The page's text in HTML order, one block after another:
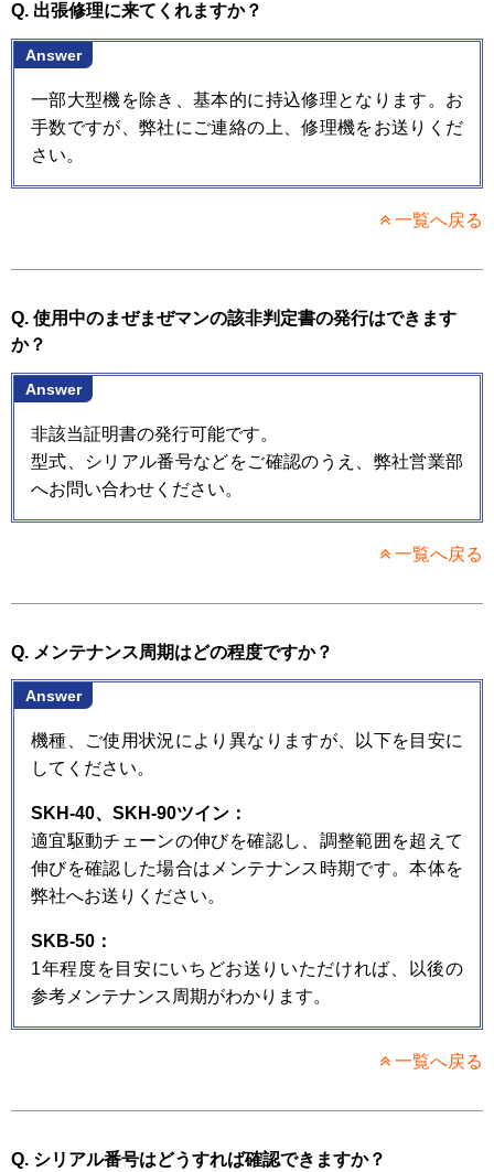
Q. 出張修理に来てくれますか？
Answer
一部大型機を除き、基本的に持込修理となります。お
手数ですが、弊社にご連絡の上、修理機をお送りくだ
さい。
一覧へ戻る
Q. 使用中のまぜまぜマンの該非判定書の発行はできます
か？
Answer
非該当証明書の発行可能です。
型式、シリアル番号などをご確認のうえ、弊社営業部
へお問い合わせください。
一覧へ戻る
Q. メンテナンス周期はどの程度ですか？
Answer
機種、ご使用状況により異なりますが、以下を目安に
してください。
SKH-40、SKH-90ツイン：
適宜駆動チェーンの伸びを確認し、調整範囲を超えて
伸びを確認した場合はメンテナンス時期です。本体を
弊社へお送りください。
SKB-50：
1年程度を目安にいちどお送りいただければ、以後の
参考メンテナンス周期がわかります。
一覧へ戻る
Q. シリアル番号はどうすれば確認できますか？